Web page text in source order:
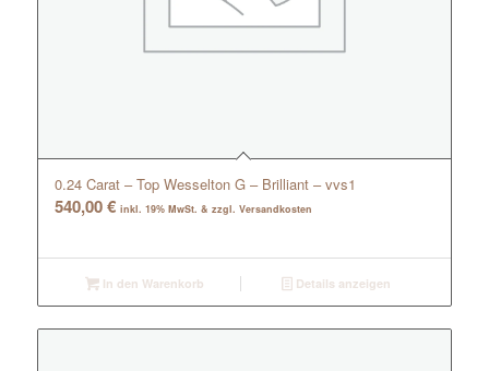
0.24 Carat – Top Wesselton G – Brilliant – vvs1
540,00€ inkl. 19% MwSt. & zzgl. Versandkosten
In den Warenkorb Details anzeigen